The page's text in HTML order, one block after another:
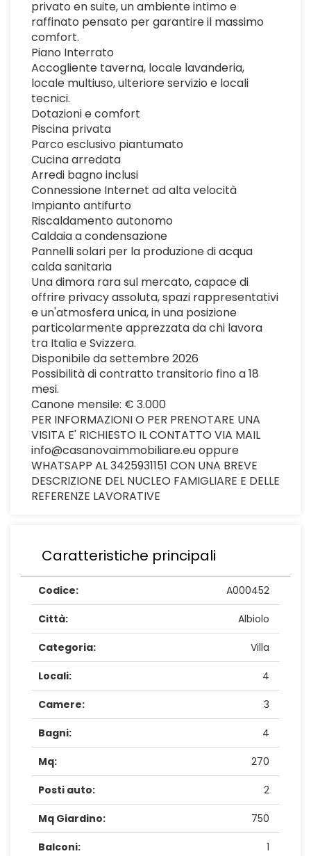
privato en suite, un ambiente intimo e
raffinato pensato per garantire il massimo
comfort.
Piano Interrato
Accogliente taverna, locale lavanderia,
locale multiuso, ulteriore servizio e locali
tecnici.
Dotazioni e comfort
Piscina privata
Parco esclusivo piantumato
Cucina arredata
Arredi bagno inclusi
Connessione Internet ad alta velocità
Impianto antifurto
Riscaldamento autonomo
Caldaia a condensazione
Pannelli solari per la produzione di acqua
calda sanitaria
Una dimora rara sul mercato, capace di
offrire privacy assoluta, spazi rappresentativi
e un'atmosfera unica, in una posizione
particolarmente apprezzata da chi lavora
tra Italia e Svizzera.
Disponibile da settembre 2026
Possibilità di contratto transitorio fino a 18
mesi.
Canone mensile: € 3.000
PER INFORMAZIONI O PER PRENOTARE UNA
VISITA E' RICHIESTO IL CONTATTO VIA MAIL
info@casanovaimmobiliare.eu oppure
WHATSAPP AL 3425931151 CON UNA BREVE
DESCRIZIONE DEL NUCLEO FAMIGLIARE E DELLE
REFERENZE LAVORATIVE
Caratteristiche principali
Codice: A000452
Città: Albiolo
Categoria: Villa
Locali: 4
Camere: 3
Bagni: 4
Mq: 270
Posti auto: 2
Mq Giardino: 750
Balconi: 1